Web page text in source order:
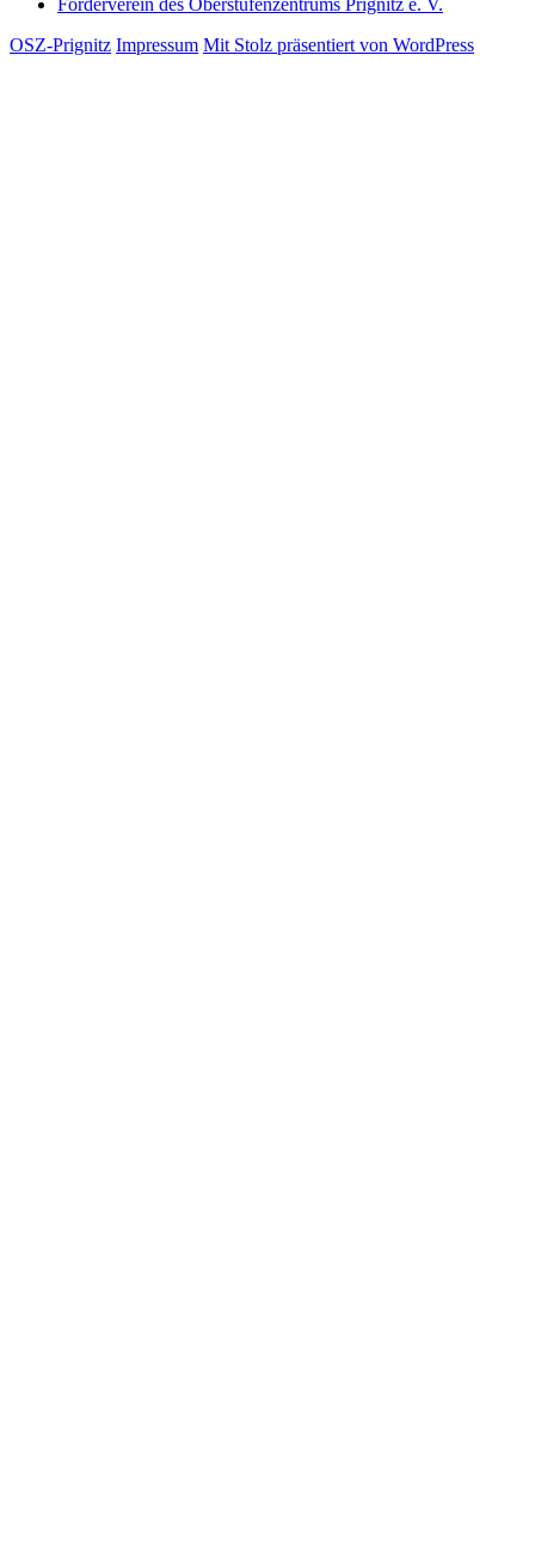
Förderverein des Oberstufenzentrums Prignitz e. V.
OSZ-Prignitz Impressum Mit Stolz präsentiert von WordPress